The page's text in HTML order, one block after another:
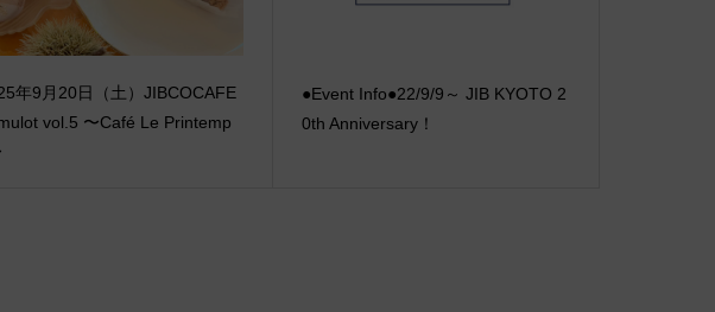
年9月20日（土）JIBCOCAFE
vol.5 〜Café Le Printemp
●Event Info●22/9/9～ JIB KYOTO 2
0th Anniversary！